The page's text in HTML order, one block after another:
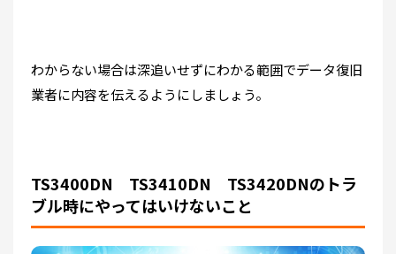
わからない場合は深追いせずにわかる範囲でデータ復旧
業者に内容を伝えるようにしましょう。
TS3400DN TS3410DN TS3420DNのトラ
ブル時にやってはいけないこと